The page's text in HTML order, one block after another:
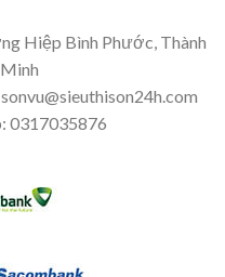
Hiệp Bình Phước, Thành
0317035876